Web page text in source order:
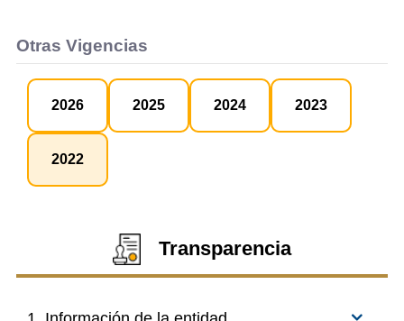
Otras Vigencias
2026 2025 2024 2023
2022
Transparencia